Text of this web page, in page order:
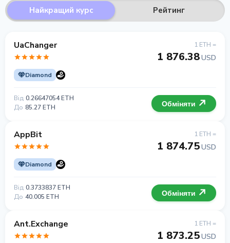
Найкращий курс Рейтинг
UaChanger
Diamond
1 ETH =
1 876.38USD
Від 0.26647054 ETH
До 85.27 ETH Обміняти
AppBit
Diamond
1 ETH =
1 874.75USD
Від 0.3733837 ETH
До 40.005 ETH Обміняти
Ant.Exchange 1 ETH =
1 873.25USD